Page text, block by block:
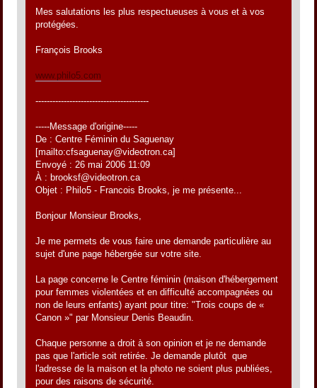
Mes salutations les plus respectueuses à vous et à vos
protégées.
François Brooks
www.philo5.com
----------------------------------------
-----Message d'origine-----
De : Centre Féminin du Saguenay
[mailto:cfsaguenay@videotron.ca]
Envoyé : 26 mai 2006 11:09
À : brooksf@videotron.ca
Objet : Philo5 - Francois Brooks, je me présente...
Bonjour Monsieur Brooks,
Je me permets de vous faire une demande particulière au
sujet d'une page hébergée sur votre site.
La page concerne le Centre féminin (maison d'hébergement
pour femmes violentées et en difficulté accompagnées ou
non de leurs enfants) ayant pour titre: "Trois coups de «
Canon »" par Monsieur Denis Beaudin.
Chaque personne a droit à son opinion et je ne demande
pas que l'article soit retirée. Je demande plutôt que
l'adresse de la maison et la photo ne soient plus publiées,
pour des raisons de sécurité.